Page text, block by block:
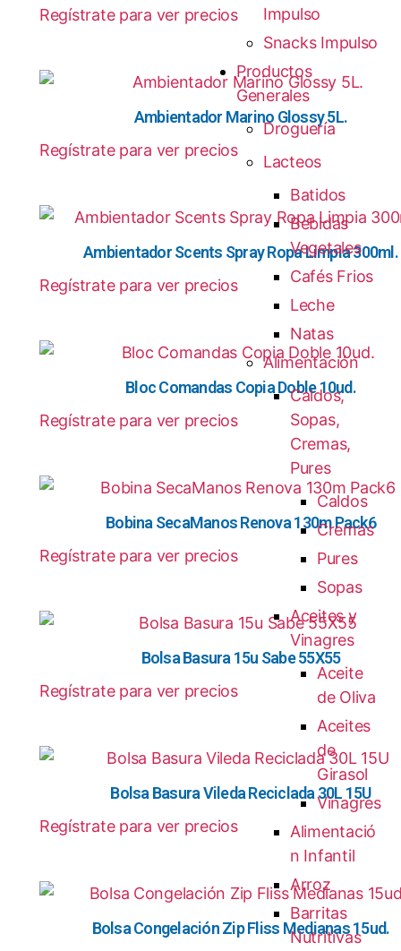
Regístrate para ver precios
Ambientador Marino Glossy 5L.
Regístrate para ver precios
Ambientador Scents Spray Ropa Limpia 300ml.
Regístrate para ver precios
Bloc Comandas Copia Doble 10ud.
Regístrate para ver precios
Bobina SecaManos Renova 130m Pack6
Regístrate para ver precios
Bolsa Basura 15u Sabe 55X55
Regístrate para ver precios
Bolsa Basura Vileda Reciclada 30L 15U
Regístrate para ver precios
Bolsa Congelación Zip Fliss Medianas 15ud.
Impulso
Snacks Impulso
Productos
Generales
Droguería
Lacteos
Batidos
Bebidas
Vegetales
Cafés Frios
Leche
Natas
Alimentación
Caldos,
Sopas,
Cremas,
Pures
Caldos
Cremas
Pures
Sopas
Aceites y
Vinagres
Aceite
de Oliva
Aceites
de
Girasol
Vinagres
Alimentació
n Infantil
Arroz
Barritas
Nutritivas